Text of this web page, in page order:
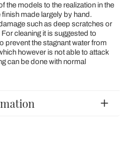
the models to the realization in the
made largely by hand.
such as deep scratches or
cleaning it is suggested to
prevent the stagnant water from
however is not able to attack
can be done with normal